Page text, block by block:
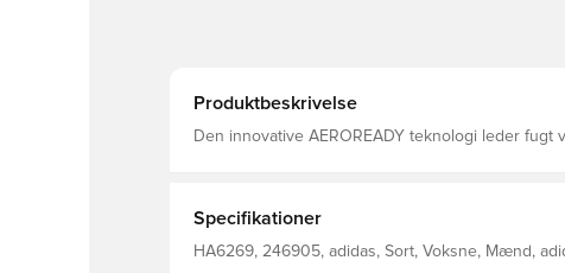
Produktbeskrivelse
Den innovative AEROREADY teknologi leder fugt
Specifikationer
HA6269, 246905, adidas, Sort, Voksne, Mænd,